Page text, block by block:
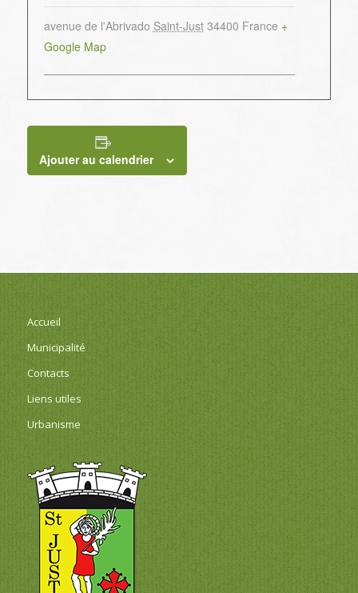
avenue de l'Abrivado Saint-Just 34400 France +
Google Map
Ajouter au calendrier
Accueil
Municipalité
Contacts
Liens utiles
Urbanisme